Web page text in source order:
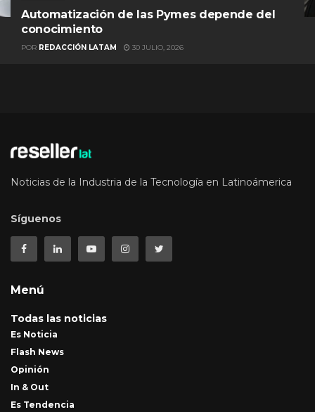
Automatización de las Pymes depende del
conocimiento
POR REDACCIÓN LATAM 30 JULIO, 2026
Noticias de la Industria de la Tecnología en Latinoámerica
Síguenos
Menú
Todas las noticias
Es Noticia
Flash News
Opinión
In & Out
Es Tendencia